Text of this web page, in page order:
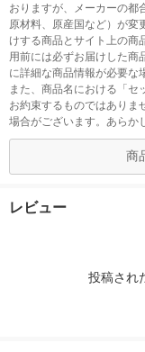
おりますが、メーカーの都
原材料、原産国など）が変
けする商品とサイト上の商
用前には必ずお届けした商
に詳細な商品情報が必要な
また、商品名における「セ
お約束するものではありま
場合がございます。あらか
商
レビュー
投稿され